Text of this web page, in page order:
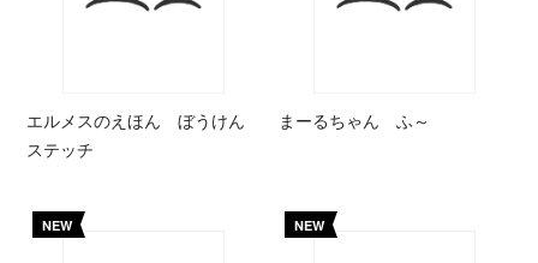
エルメスのえほん ぼうけん
ステッチ
まーるちゃん ふ～
NEW NEW